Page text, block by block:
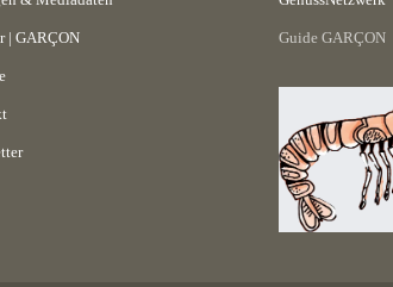
| GARÇON Guide GARÇON